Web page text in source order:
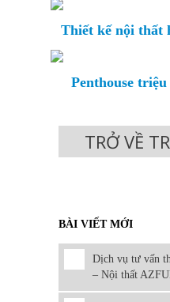
Thiết kế nội thất
Penthouse
TRỞ VỀ
BÀI VIẾT MỚI
Dịch vụ tư vấn
– Nội thất